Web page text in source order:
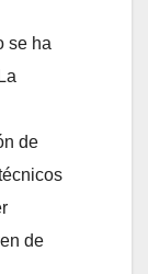
se ha
de
de